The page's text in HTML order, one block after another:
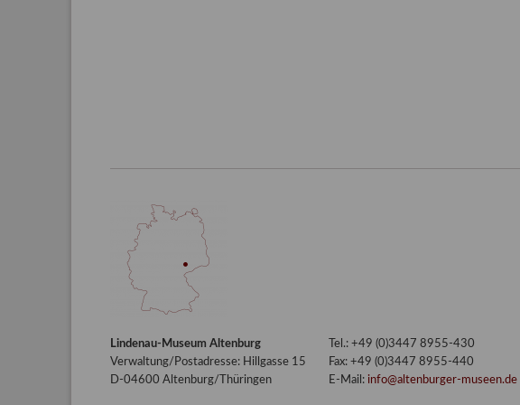
Lindenau-Museum Altenburg
Verwaltung/Postadresse: Hillgasse 15
D-04600 Altenburg/Thüringen
Tel.: +49 (0)3447 8955-430
Fax: +49 (0)3447 8955-440
E-Mail: info@altenburger-museen.de